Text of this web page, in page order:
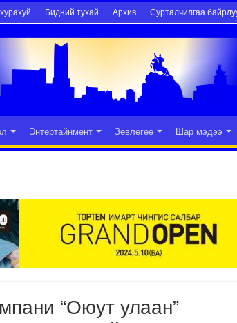
Бидний тухай Архив Сурталчилгаа
Энтертайнмент Зөвлөгөө Шар мэдээ
“Оюут улаан”